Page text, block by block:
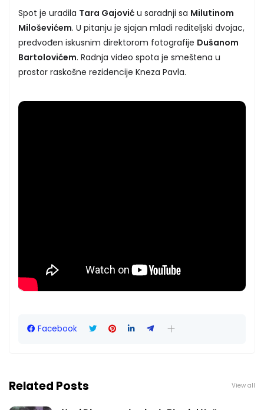
Spot je uradila Tara Gajović u saradnji sa Milutinom
Miloševićem. U pitanju je sjajan mladi rediteljski dvojac,
predvođen iskusnim direktorom fotografije Dušanom
Bartolovićem. Radnja video spota je smeštena u
prostor raskošne rezidencije Kneza Pavla.
Facebook
Related Posts View all